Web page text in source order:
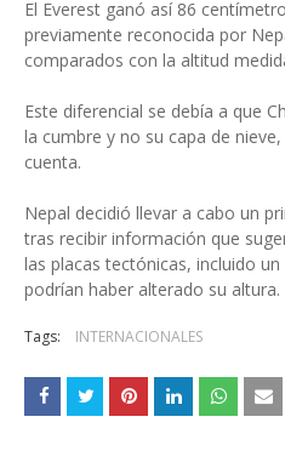
El Everest ganó así 86
previamente reconocida por
comparados con la altitud
Este diferencial se debía a que
la cumbre y no su capa de
cuenta.
Nepal decidió llevar a cabo un
tras recibir información que
las placas tectónicas, incluido
podrían haber alterado su altura.
Tags: INTERNACIONALES